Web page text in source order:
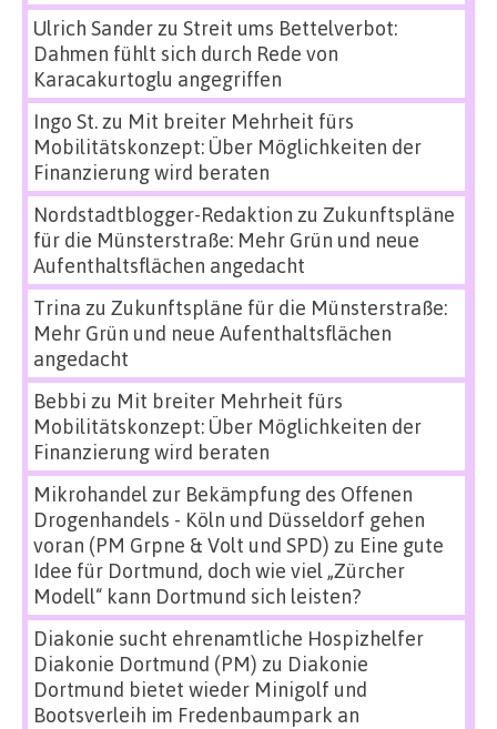
Ulrich Sanderzu Streit ums Bettelverbot:
Dahmen fühlt sich durch Rede von
Karacakurtoglu angegriffen
Ingo St.zu Mit breiter Mehrheit fürs
Mobilitätskonzept: Über Möglichkeiten der
Finanzierung wird beraten
Nordstadtblogger-Redaktion zu Zukunftspläne
für die Münsterstraße: Mehr Grün und neue
Aufenthaltsflächen angedacht
Trina zu Zukunftspläne für die Münsterstraße:
Mehr Grün und neue Aufenthaltsflächen
angedacht
Bebbi zu Mit breiter Mehrheit fürs
Mobilitätskonzept: Über Möglichkeiten der
Finanzierung wird beraten
Mikrohandel zur Bekämpfung des Offenen
Drogenhandels - Köln und Düsseldorf gehen
voran (PM Grpne & Volt und SPD) zu Eine gute
Idee für Dortmund, doch wie viel „Zürcher
Modell“ kann Dortmund sich leisten?
Diakonie sucht ehrenamtliche Hospizhelfer
Diakonie Dortmund (PM) zu Diakonie
Dortmund bietet wieder Minigolf und
Bootsverleih im Fredenbaumpark an